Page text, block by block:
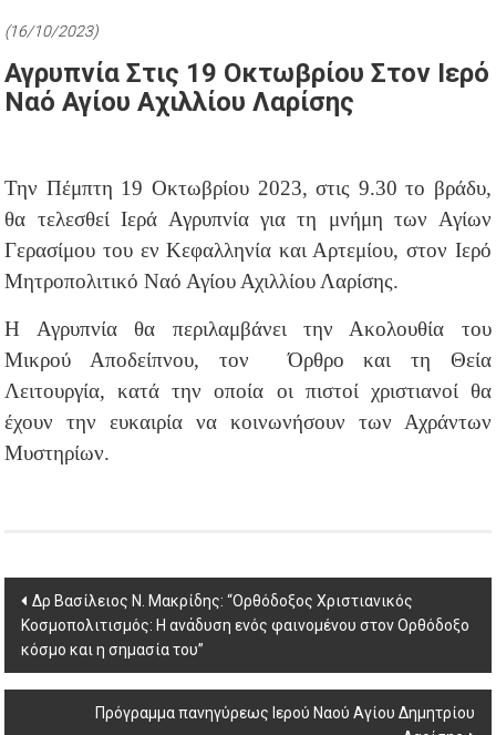
(16/10/2023)
Αγρυπνία Στις 19 Οκτωβρίου Στον Ιερό
Ναό Αγίου Αχιλλίου Λαρίσης
Την Πέμπτη 19 Οκτωβρίου 2023, στις 9.30 το βράδυ,
θα τελεσθεί Ιερά Αγρυπνία για τη μνήμη των Αγίων
Γερασίμου του εν Κεφαλληνία και Αρτεμίου, στον Ιερό
Μητροπολιτικό Ναό Αγίου Αχιλλίου Λαρίσης.
Η Αγρυπνία θα περιλαμβάνει την Ακολουθία του
Μικρού Αποδείπνου, τον Όρθρο και τη Θεία
Λειτουργία, κατά την οποία οι πιστοί χριστιανοί θα
έχουν την ευκαιρία να κοινωνήσουν των Αχράντων
Μυστηρίων.
Post
navigation
Δρ Βασίλειος Ν. Μακρίδης: “Ορθόδοξος Χριστιανικός
Κοσμοπολιτισμός: Η ανάδυση ενός φαινομένου στον Ορθόδοξο
κόσμο και η σημασία του”
Πρόγραμμα πανηγύρεως Ιερού Ναού Αγίου Δημητρίου